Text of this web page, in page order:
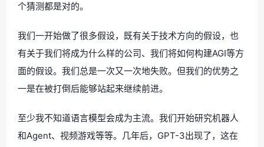
个猜测都是对的。
我们一开始做了很多假设，既有关于技术方向的假设，也
有关于我们将成为什么样的公司、我们将如何构建AGI等方
面的假设。我们总是一次又一次地失败。但我们的优势之
一是在被打倒后能够站起来继续前进。
至少我不知道语言模型会成为主流。我们开始研究机器人
和Agent、视频游戏等等。几年后，GPT-3出现了，这在